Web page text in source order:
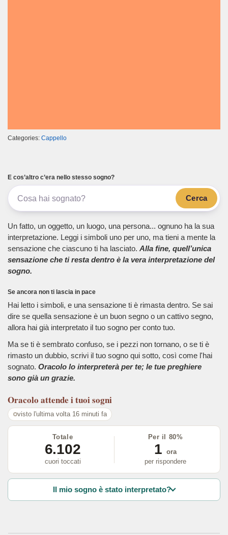
Categories: Cappello
E cos’altro c’era nello stesso sogno?
Cerca
Un fatto, un oggetto, un luogo, una persona... ognuno ha la sua
interpretazione. Leggi i simboli uno per uno, ma tieni a mente la
sensazione che ciascuno ti ha lasciato. Alla fine, quell’unica
sensazione che ti resta dentro è la vera interpretazione del
sogno.
Se ancora non ti lascia in pace
Hai letto i simboli, e una sensazione ti è rimasta dentro. Se sai
dire se quella sensazione è un buon segno o un cattivo segno,
allora hai già interpretato il tuo sogno per conto tuo.
Ma se ti è sembrato confuso, se i pezzi non tornano, o se ti è
rimasto un dubbio, scrivi il tuo sogno qui sotto, così come l'hai
sognato. Oracolo lo interpreterà per te; le tue preghiere
sono già un grazie.
Oracolo attende i tuoi sogni
visto l'ultima volta 16 minuti fa
Totale
6.102
cuori toccati
Per il 80%
1 ora
per rispondere
Il mio sogno è stato interpretato?